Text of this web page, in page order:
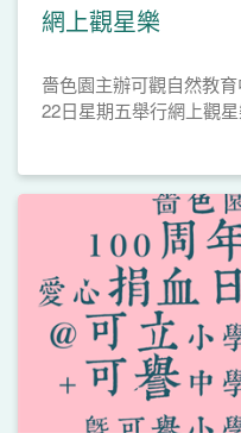
網上觀星樂
嗇色園主辦可觀自然教
22日星期五舉行網上觀